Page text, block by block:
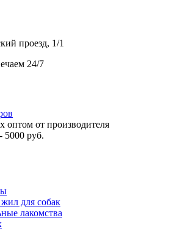
проезд, 1/1
24/7
оптом от производителя
5000 руб.
для собак
лакомства